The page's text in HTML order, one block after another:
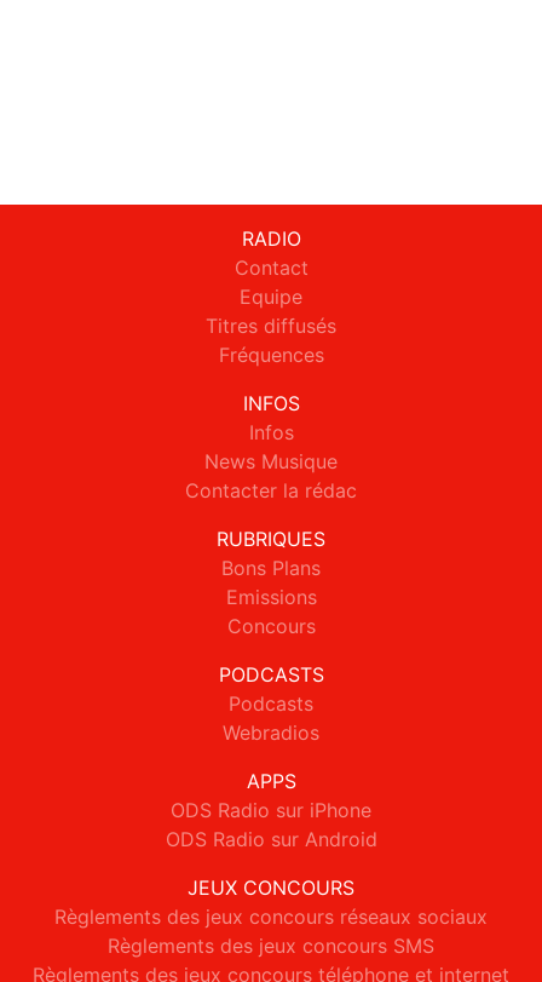
RADIO
Contact
Equipe
Titres diffusés
Fréquences
INFOS
Infos
News Musique
Contacter la rédac
RUBRIQUES
Bons Plans
Emissions
Concours
PODCASTS
Podcasts
Webradios
APPS
ODS Radio sur iPhone
ODS Radio sur Android
JEUX CONCOURS
Règlements des jeux concours réseaux sociaux
Règlements des jeux concours SMS
Règlements des jeux concours téléphone et internet